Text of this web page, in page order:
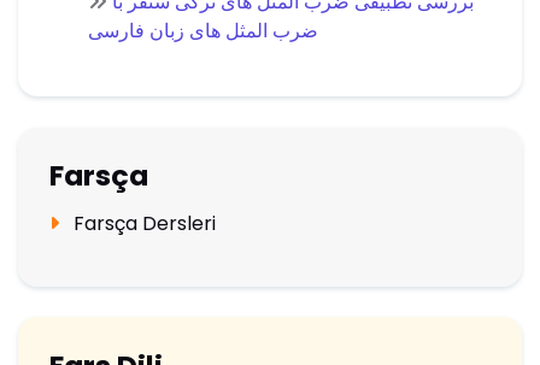
ضرب المثل های زبان فارسی
Farsça
Farsça Dersleri